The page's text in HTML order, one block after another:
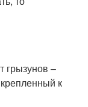
грызунов –
к